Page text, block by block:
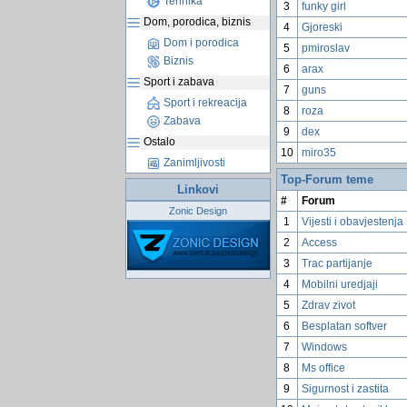
Dom, porodica, biznis
Dom i porodica
Biznis
Sport i zabava
Sport i rekreacija
Zabava
Ostalo
Zanimljivosti
Linkovi
Zonic Design
3
funky girl
4
Gjoreski
5
pmiroslav
6
arax
7
guns
8
roza
9
dex
10
miro35
Top-Forum teme
#
Forum
1
Vijesti i obavjestenja
2
Access
3
Trac partijanje
4
Mobilni uredjaji
5
Zdrav zivot
6
Besplatan softver
7
Windows
8
Ms office
9
Sigurnost i zastita